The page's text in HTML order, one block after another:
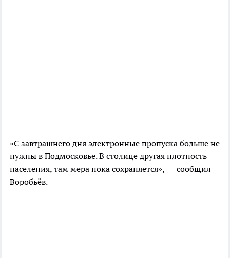
«С завтрашнего дня электронные пропуска больше не
нужны в Подмосковье. В столице другая плотность
населения, там мера пока сохраняется», — сообщил
Воробьёв.